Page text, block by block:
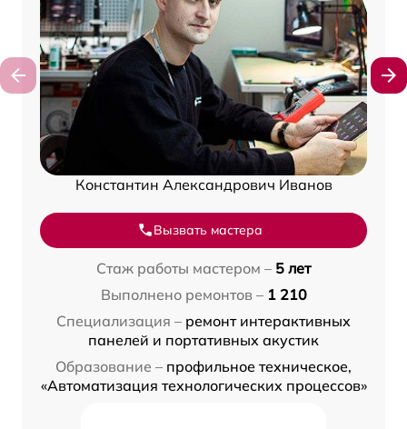
Константин Александрович Иванов
Вызвать мастера
Стаж работы мастером – 5 лет
Выполнено ремонтов – 1 210
Специализация – ремонт интерактивных
панелей и портативных акустик
Образование – профильное техническое,
«Автоматизация технологических процессов»